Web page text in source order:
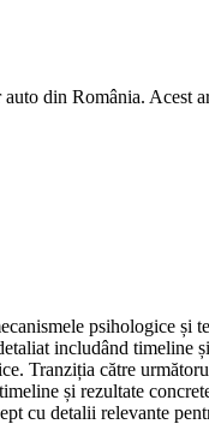
din România. Acest
psihologice și
includând timeline
Tranziția către
și rezultate
cu detalii relevante